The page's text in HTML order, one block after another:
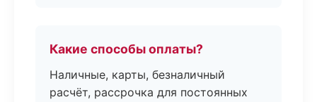
Какие способы оплаты?
Наличные, карты, безналичный
расчёт, рассрочка для постоянных